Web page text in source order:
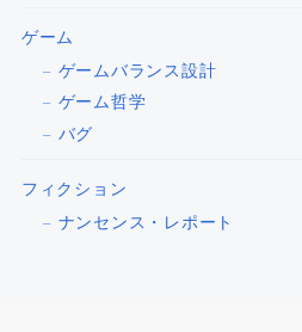
ゲーム
ゲームバランス設計
ゲーム哲学
バグ
フィクション
ナンセンス・レポート